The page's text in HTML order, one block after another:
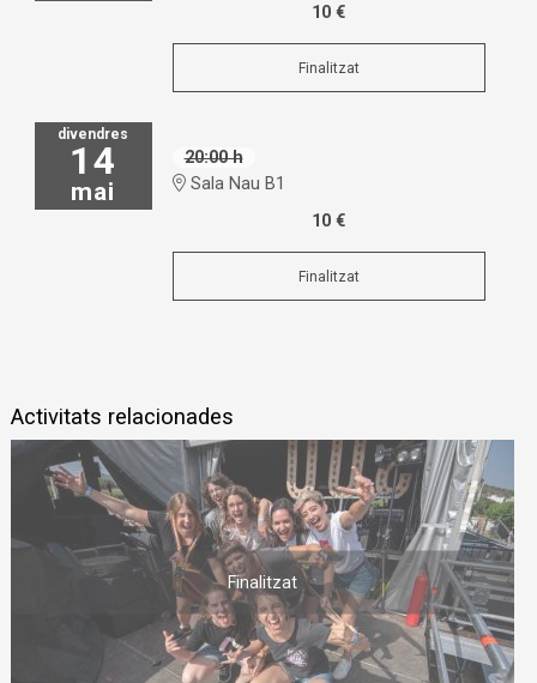
10 €
Finalitzat
divendres
14
mai
20:00 h
Sala Nau B1
10 €
Finalitzat
Activitats relacionades
Finalitzat